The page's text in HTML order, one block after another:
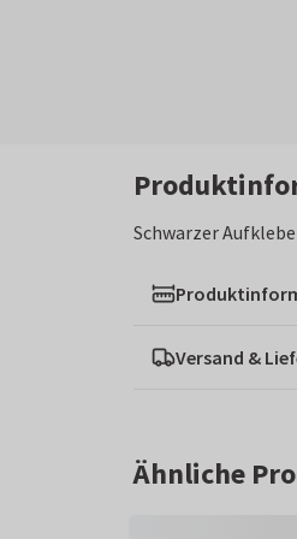
Schwarzer
Versand &
Ähnliche